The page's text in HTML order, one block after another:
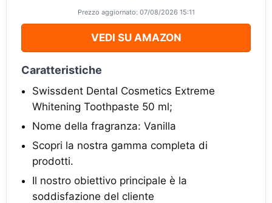
Prezzo aggiornato: 07/08/2026 15:11
VEDI SU AMAZON
Caratteristiche
Swissdent Dental Cosmetics Extreme
Whitening Toothpaste 50 ml;
Nome della fragranza: Vanilla
Scopri la nostra gamma completa di
prodotti.
Il nostro obiettivo principale è la
soddisfazione del cliente